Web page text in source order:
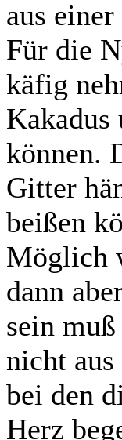
aus
Für die
käfig
Kakadus
können.
Gitter
beißen
Möglich
dann
sein
nicht
bei den
Herz